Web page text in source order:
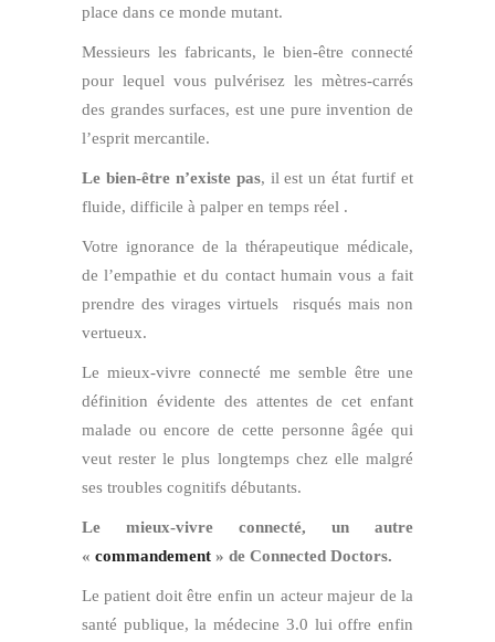
place dans ce monde mutant.
Messieurs les fabricants, le bien-être connecté
pour lequel vous pulvérisez les mètres-carrés
des grandes surfaces, est une pure invention de
l’esprit mercantile.
Le bien-être n’existe pas, il est un état furtif et
fluide, difficile à palper en temps réel .
Votre ignorance de la thérapeutique médicale,
de l’empathie et du contact humain vous a fait
prendre des virages virtuels risqués mais non
vertueux.
Le mieux-vivre connecté me semble être une
définition évidente des attentes de cet enfant
malade ou encore de cette personne âgée qui
veut rester le plus longtemps chez elle malgré
ses troubles cognitifs débutants.
Le mieux-vivre connecté, un autre
« commandement » de Connected Doctors.
Le patient doit être enfin un acteur majeur de la
santé publique, la médecine 3.0 lui offre enfin